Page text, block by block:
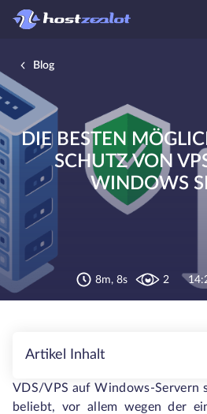
Blog
DIE BESTEN
SCHUTZ VON
WINDOWS
8m, 8s 2
Artikel Inhalt
VDS/VPS auf Windows-Servern
beliebt, vor allem wegen der